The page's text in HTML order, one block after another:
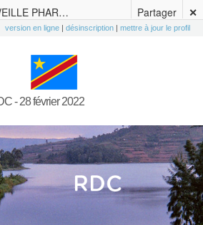
VEILLE PHAROS / RDC – 04 mars 2022 ✕
Partager